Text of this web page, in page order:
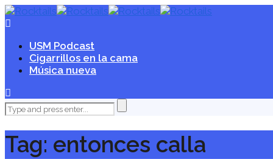
USM Podcast
Cigarrillos en la cama
Música nueva
Tag: entonces calla